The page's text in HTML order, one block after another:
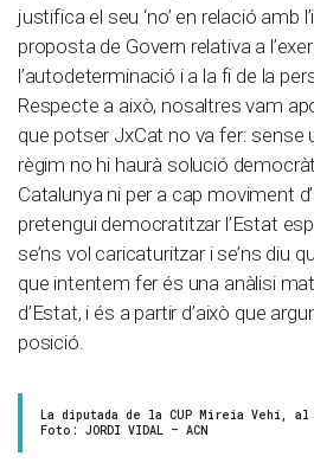
justifica el seu ‘no’ en relació amb
proposta de Govern relativa a
l’autodeterminació i a la fi de la
Respecte a això, nosaltres vam
que potser JxCat no va fer: sense
règim no hi haurà solució
Catalunya ni per a cap moviment
pretengui democratitzar l’Estat
se’ns vol caricaturitzar i se’ns diu
que intentem fer és una anàlisi
d’Estat, i és a partir d’això que
posició.
La diputada de la CUP Mireia Vehí,
Foto: JORDI VIDAL – ACN